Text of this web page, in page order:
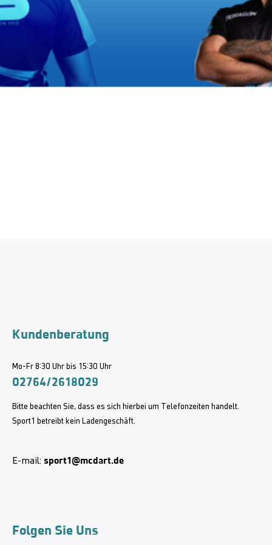
Kundenberatung
Mo-Fr 8:30 Uhr bis 15:30 Uhr
02764/2618029
Bitte beachten Sie, dass es sich hierbei um Telefonzeiten handelt.
Sport1 betreibt kein Ladengeschäft.
E-mail: sport1@mcdart.de
Folgen Sie Uns